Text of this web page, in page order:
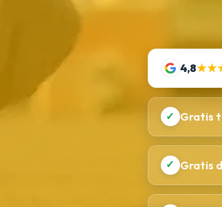
4,8
✓ Gratis
✓ Gratis